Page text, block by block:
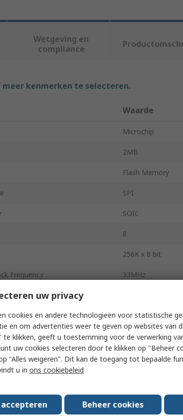
Wetgeving en
compliance
kenmerken te selecteren.
Waarde
Microchip
2MB
Flash Memory
SPI
SOIC
8
256K x 8 bit
Frequency 33MHz
Split Gate
Voltage 3.6V
Voltage 3V
Temperature -40°C
uw privacy
cookies en andere technologieën voor statistische
en om advertenties weer te geven op websites van
te klikken, geeft u toestemming voor de verwerking
uw cookies selecteren door te klikken op "Beheer
"Alles weigeren". Dit kan de toegang tot bepaalde
u in ons cookiebeleid
Beheer cookies